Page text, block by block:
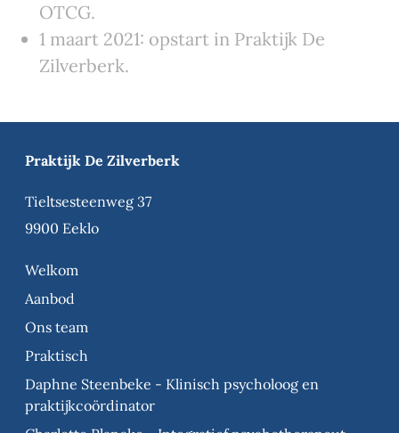
OTCG.
1 maart 2021: opstart in Praktijk De
Zilverberk.
Praktijk De Zilverberk
Tieltsesteenweg 37
9900 Eeklo
Welkom
Aanbod
Ons team
Praktisch
Daphne Steenbeke - Klinisch psycholoog en
praktijkcoördinator